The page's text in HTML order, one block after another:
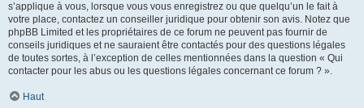
s’applique à vous, lorsque vous vous enregistrez ou que quelqu’un le fait à
votre place, contactez un conseiller juridique pour obtenir son avis. Notez que
phpBB Limited et les propriétaires de ce forum ne peuvent pas fournir de
conseils juridiques et ne sauraient être contactés pour des questions légales
de toutes sortes, à l’exception de celles mentionnées dans la question « Qui
contacter pour les abus ou les questions légales concernant ce forum ? ».
Haut